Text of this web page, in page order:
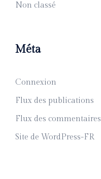
Non classé
Méta
Connexion
Flux des publications
Flux des commentaires
Site de WordPress-FR